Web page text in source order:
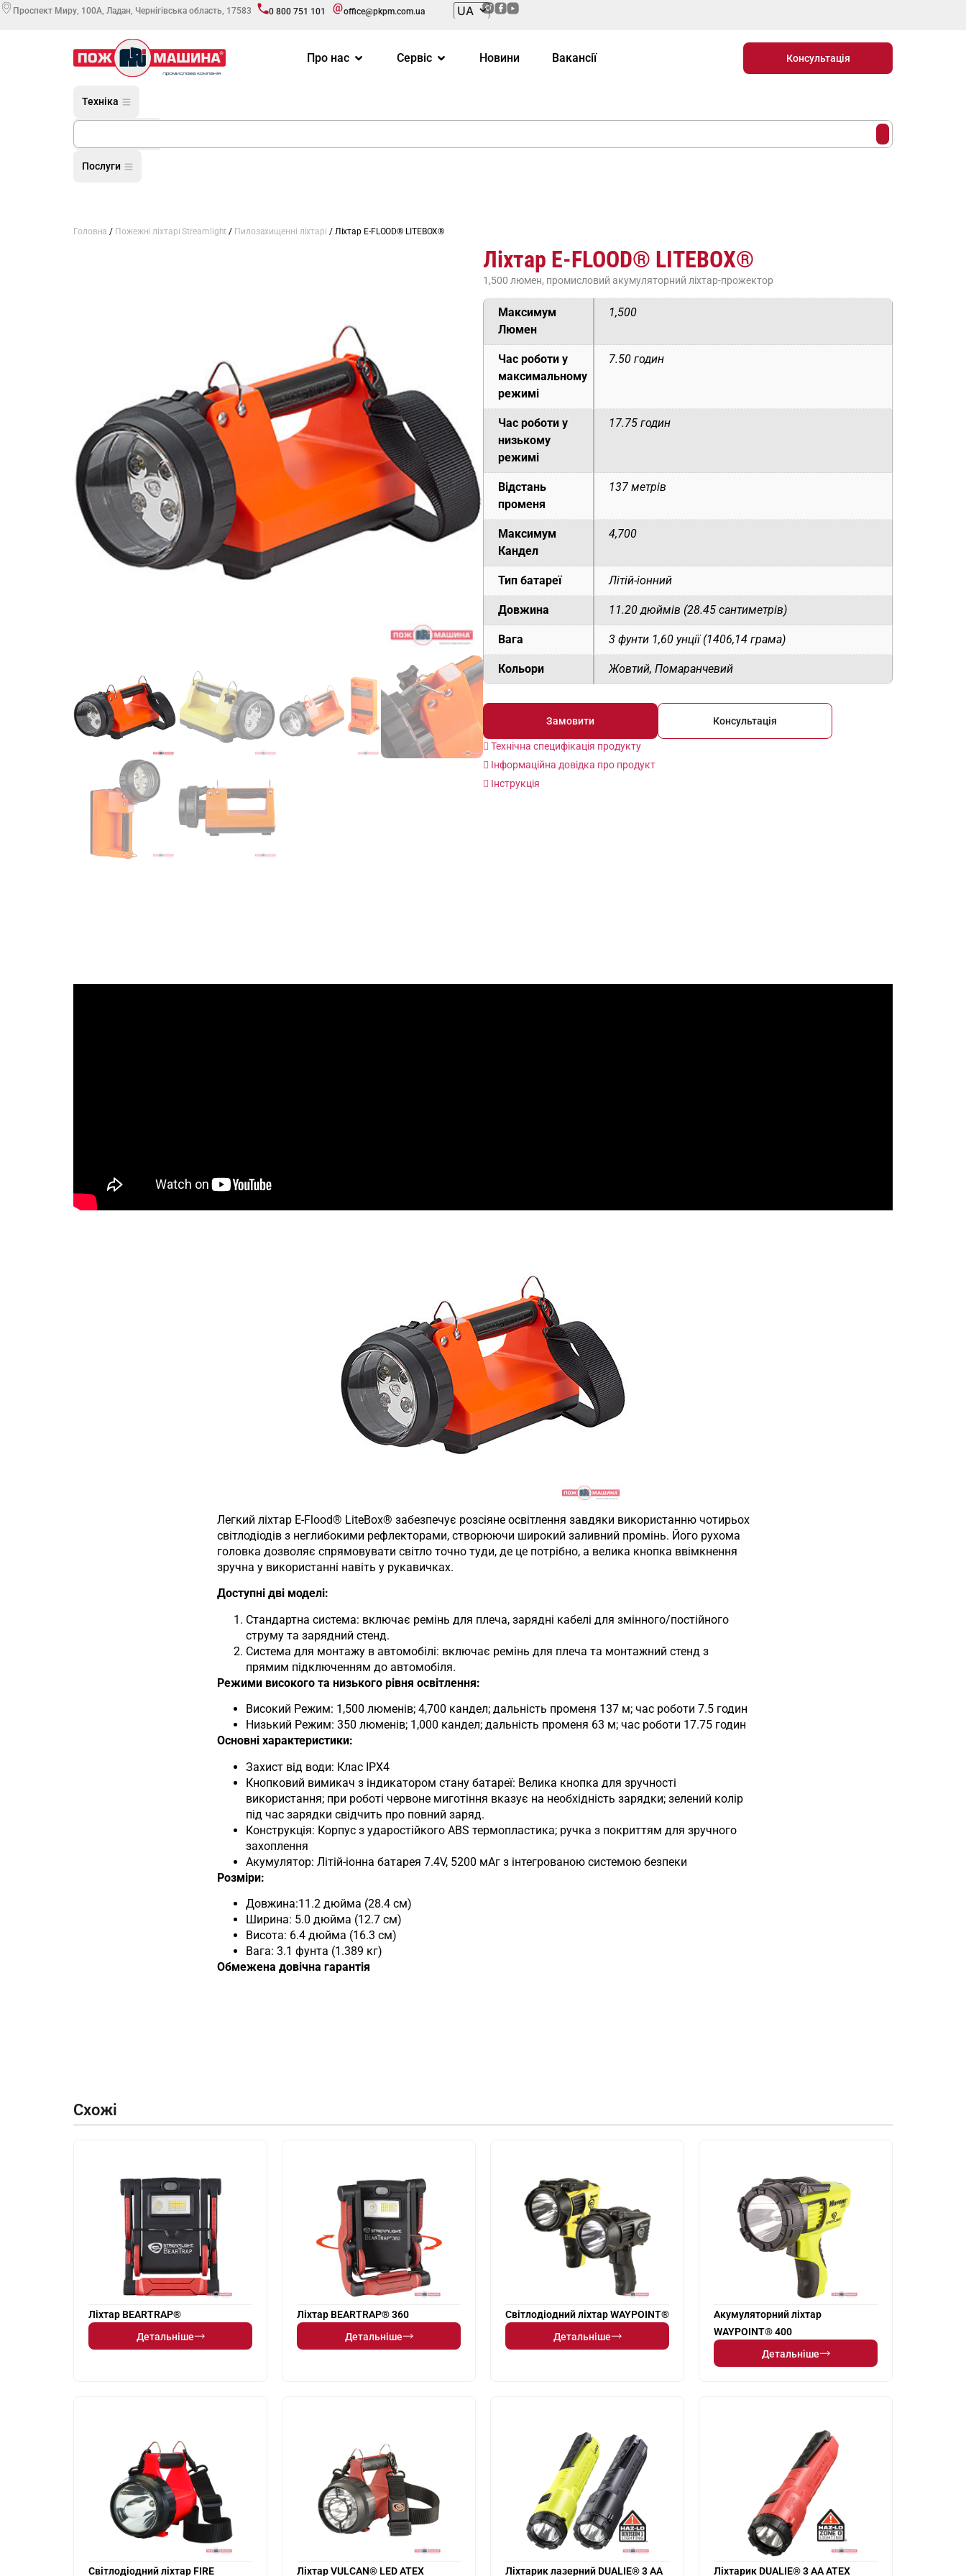
Проспект Миру, 100А, Ладан, Чернігівська область, 17583 0 800 751 101 office@pkpm.com.ua
Про нас Сервіс Новини Вакансії Консультація
Техніка
Послуги
Головна / Пожежні ліхтарі Streamlight / Пилозахищенні ліхтарі / Ліхтар E-FLOOD® LITEBOX®
Ліхтар E-FLOOD® LITEBOX®
1,500 люмен, промисловий акумуляторний ліхтар-прожектор
Максимум
Люмен
1,500
Час роботи у
максимальному
режимі
7.50 годин
Час роботи у
низькому
режимі
17.75 годин
Відстань
променя
137 метрів
Максимум
Кандел
4,700
Тип батареї Літій-іонний
Довжина 11.20 дюймів (28.45 сантиметрів)
Вага 3 фунти 1,60 унції (1406,14 грама)
Кольори Жовтий, Помаранчевий
Замовити Консультація
Технічна специфікація продукту
Інформаційна довідка про продукт
Інструкція
Легкий ліхтар E-Flood® LiteBox® забезпечує розсіяне освітлення завдяки використанню чотирьох
світлодіодів з неглибокими рефлекторами, створюючи широкий заливний промінь. Його рухома
головка дозволяє спрямовувати світло точно туди, де це потрібно, а велика кнопка ввімкнення
зручна у використанні навіть у рукавичках.
Доступні дві моделі:
Стандартна система: включає ремінь для плеча, зарядні кабелі для змінного/постійного
струму та зарядний стенд.
Система для монтажу в автомобілі: включає ремінь для плеча та монтажний стенд з
прямим підключенням до автомобіля.
Режими високого та низького рівня освітлення:
Високий Режим: 1,500 люменів; 4,700 кандел; дальність променя 137 м; час роботи 7.5 годин
Низький Режим: 350 люменів; 1,000 кандел; дальність променя 63 м; час роботи 17.75 годин
Основні характеристики:
Захист від води: Клас IPX4
Кнопковий вимикач з індикатором стану батареї: Велика кнопка для зручності
використання; при роботі червоне миготіння вказує на необхідність зарядки; зелений колір
під час зарядки свідчить про повний заряд.
Конструкція: Корпус з ударостійкого ABS термопластика; ручка з покриттям для зручного
захоплення
Акумулятор: Літій-іонна батарея 7.4V, 5200 мАг з інтегрованою системою безпеки
Розміри:
Довжина:11.2 дюйма (28.4 см)
Ширина: 5.0 дюйма (12.7 см)
Висота: 6.4 дюйма (16.3 см)
Вага: 3.1 фунта (1.389 кг)
Обмежена довічна гарантія
Схожі
Ліхтар BEARTRAP®
Детальніше
Ліхтар BEARTRAP® 360
Детальніше
Світлодіодний ліхтар WAYPOINT®
Детальніше
Акумуляторний ліхтар
WAYPOINT® 400
Детальніше
Світлодіодний ліхтар FIRE Ліхтар VULCAN® LED ATEX Ліхтарик лазерний DUALIE® 3 AA Ліхтарик DUALIE® 3 AA ATEX